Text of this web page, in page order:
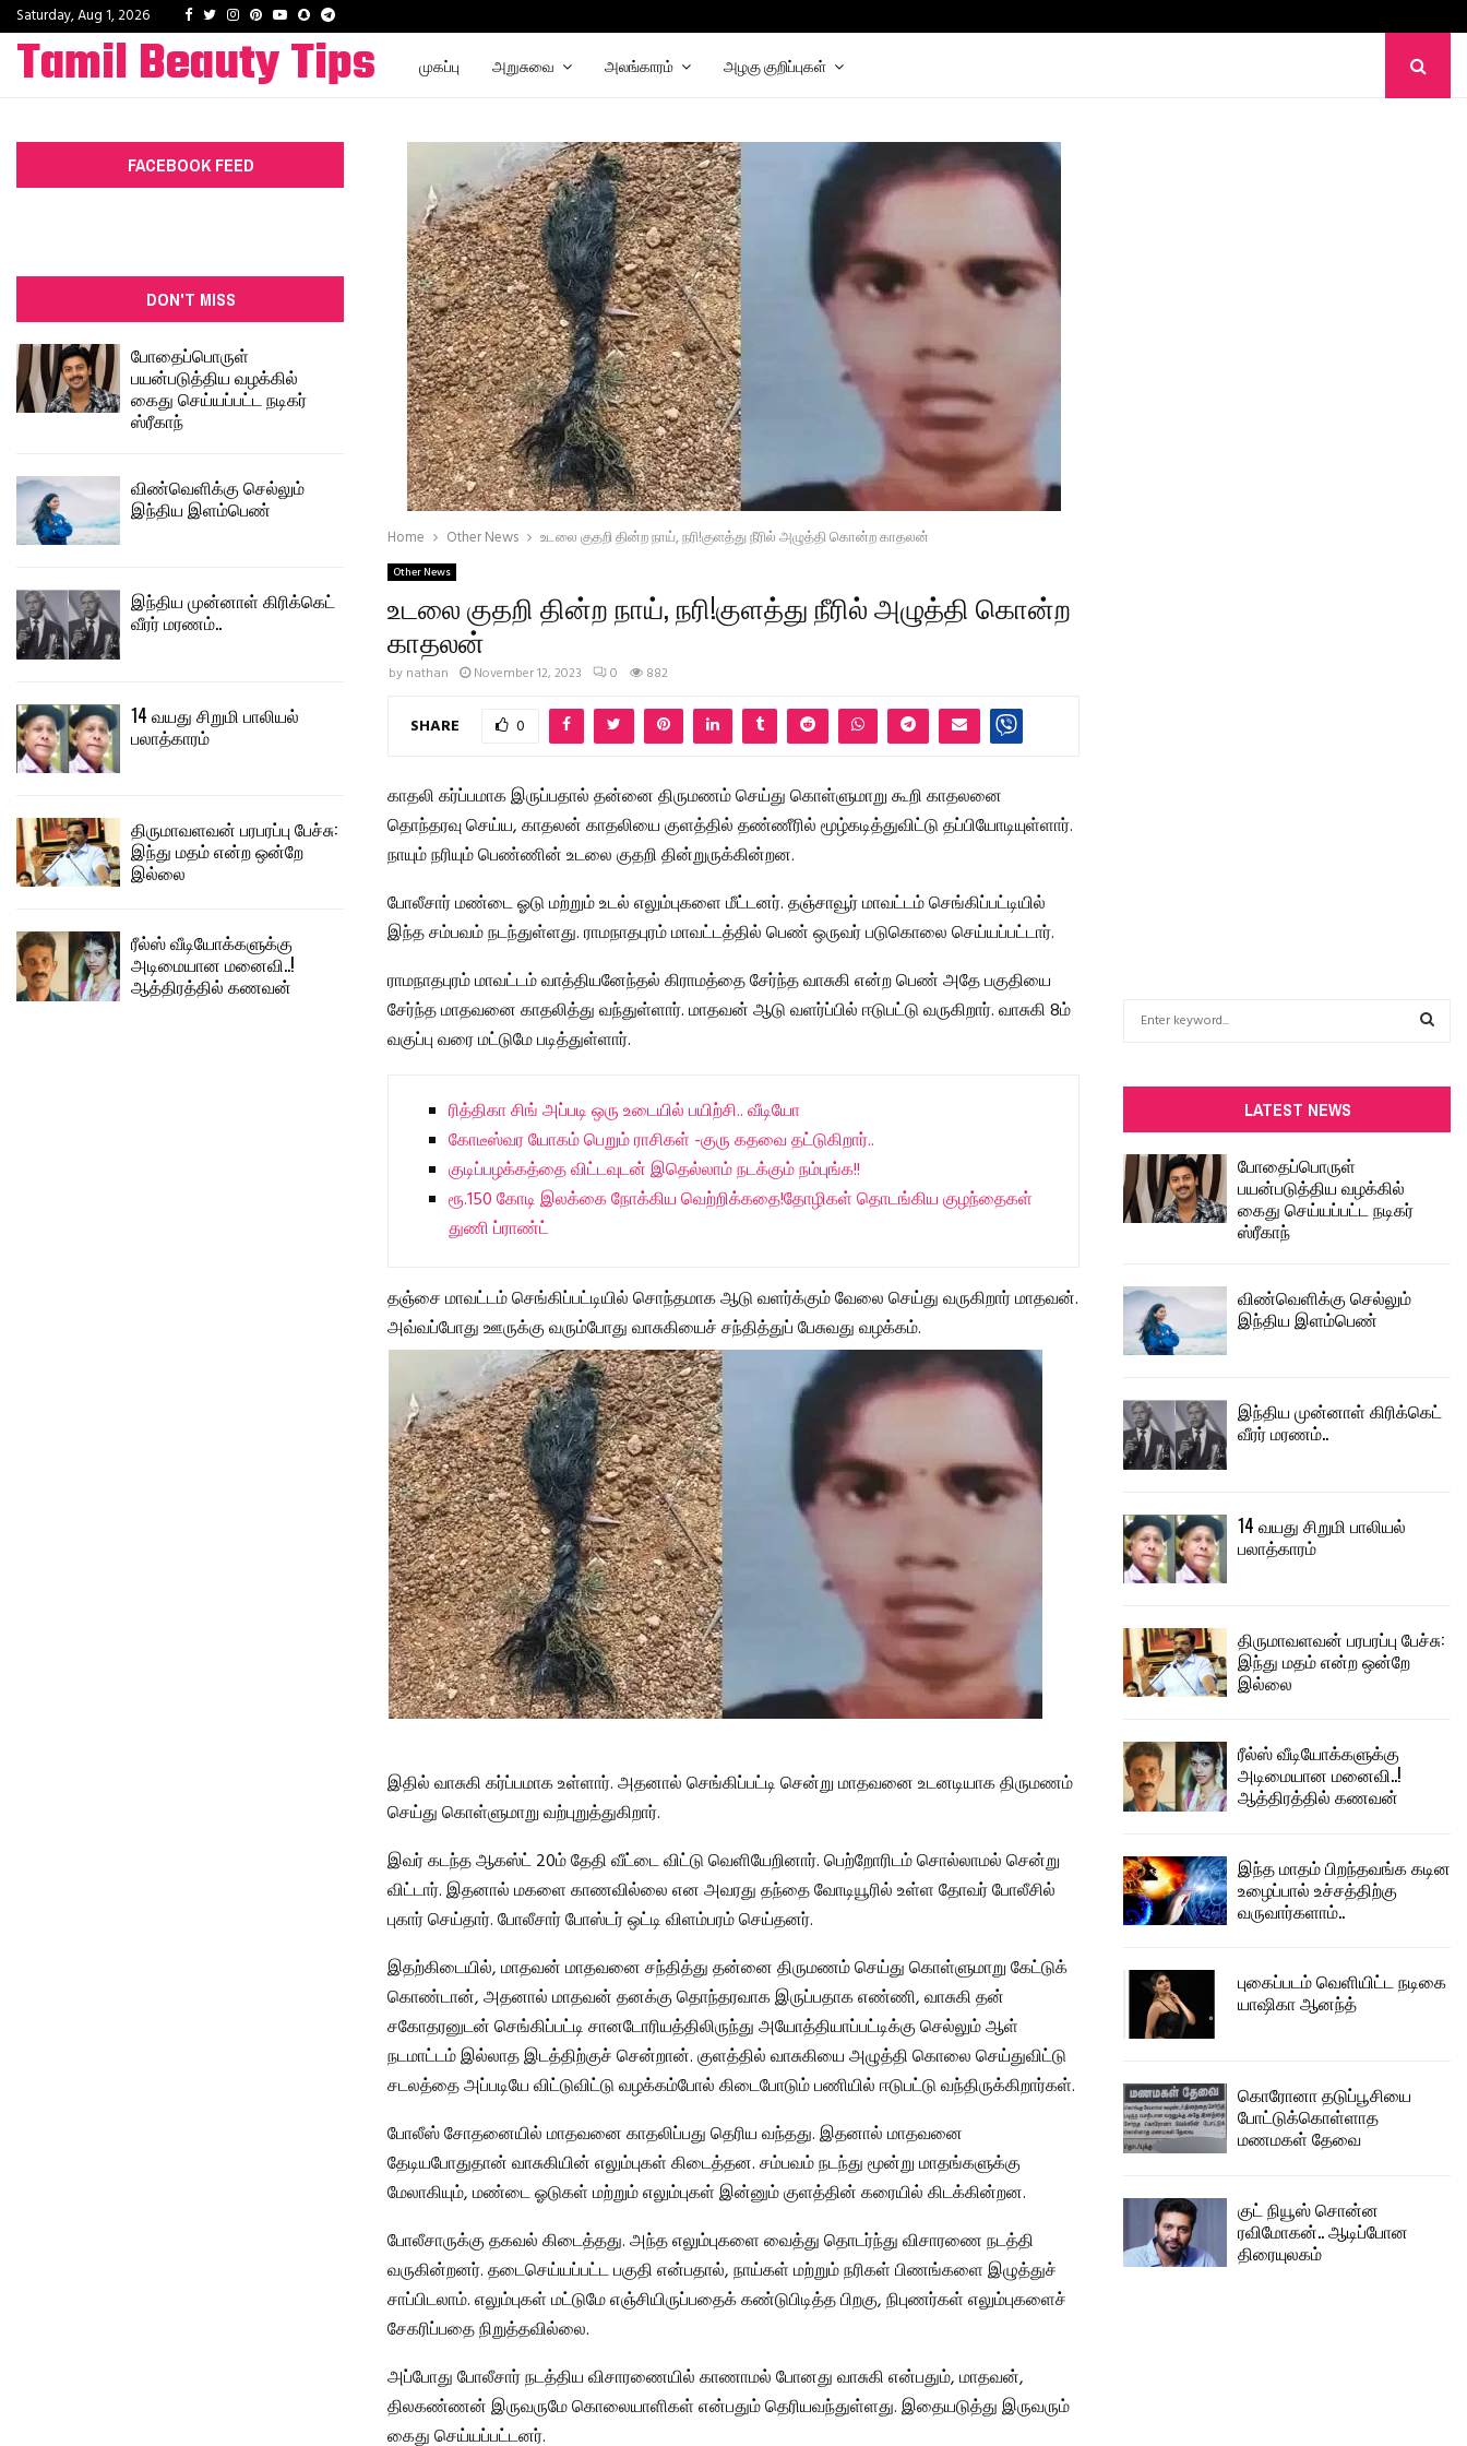
Saturday, Aug 1, 2026 Facebook
TwitterInstagram
PinterestYoutube
SnapchatTelegram
Tamil Beauty Tips முகப்பு அறுசுவை அலங்காரம் அழகு குறிப்புகள்
Home Other News உடலை குதறி தின்ற நாய், நரி!குளத்து நீரில் அழுத்தி கொன்ற காதலன்
Other News
உடலை குதறி தின்ற நாய், நரி!குளத்து நீரில் அழுத்தி கொன்ற
காதலன்
by nathan November 12, 2023 0 882
SHARE 0
காதலி கர்ப்பமாக இருப்பதால் தன்னை திருமணம் செய்து கொள்ளுமாறு கூறி காதலனை
தொந்தரவு செய்ய, காதலன் காதலியை குளத்தில் தண்ணீரில் மூழ்கடித்துவிட்டு தப்பியோடியுள்ளார்.
நாயும் நரியும் பெண்ணின் உடலை குதறி தின்றுருக்கின்றன.
போலீசார் மண்டை ஓடு மற்றும் உடல் எலும்புகளை மீட்டனர். தஞ்சாவூர் மாவட்டம் செங்கிப்பட்டியில்
இந்த சம்பவம் நடந்துள்ளது. ராமநாதபுரம் மாவட்டத்தில் பெண் ஒருவர் படுகொலை செய்யப்பட்டார்.
ராமநாதபுரம் மாவட்டம் வாத்தியனேந்தல் கிராமத்தை சேர்ந்த வாசுகி என்ற பெண் அதே பகுதியை
சேர்ந்த மாதவனை காதலித்து வந்துள்ளார். மாதவன் ஆடு வளர்ப்பில் ஈடுபட்டு வருகிறார். வாசுகி 8ம்
வகுப்பு வரை மட்டுமே படித்துள்ளார்.
ரித்திகா சிங் அப்படி ஒரு உடையில் பயிற்சி.. வீடியோ
கோடீஸ்வர யோகம் பெறும் ராசிகள் -குரு கதவை தட்டுகிறார்..
குடிப்பழக்கத்தை விட்டவுடன் இதெல்லாம் நடக்கும் நம்புங்க!!
ரூ.150 கோடி இலக்கை நோக்கிய வெற்றிக்கதை!தோழிகள் தொடங்கிய குழந்தைகள்
துணி ப்ராண்ட்
தஞ்சை மாவட்டம் செங்கிப்பட்டியில் சொந்தமாக ஆடு வளர்க்கும் வேலை செய்து வருகிறார் மாதவன்.
அவ்வப்போது ஊருக்கு வரும்போது வாசுகியைச் சந்தித்துப் பேசுவது வழக்கம்.
இதில் வாசுகி கர்ப்பமாக உள்ளார். அதனால் செங்கிப்பட்டி சென்று மாதவனை உடனடியாக திருமணம்
செய்து கொள்ளுமாறு வற்புறுத்துகிறார்.
இவர் கடந்த ஆகஸ்ட் 20ம் தேதி வீட்டை விட்டு வெளியேறினார். பெற்றோரிடம் சொல்லாமல் சென்று
விட்டார். இதனால் மகளை காணவில்லை என அவரது தந்தை வோடியூரில் உள்ள தோவர் போலீசில்
புகார் செய்தார். போலீசார் போஸ்டர் ஒட்டி விளம்பரம் செய்தனர்.
இதற்கிடையில், மாதவன் மாதவனை சந்தித்து தன்னை திருமணம் செய்து கொள்ளுமாறு கேட்டுக்
கொண்டான், அதனால் மாதவன் தனக்கு தொந்தரவாக இருப்பதாக எண்ணி, வாசுகி தன்
சகோதரனுடன் செங்கிப்பட்டி சானடோரியத்திலிருந்து அயோத்தியாப்பட்டிக்கு செல்லும் ஆள்
நடமாட்டம் இல்லாத இடத்திற்குச் சென்றான். குளத்தில் வாசுகியை அழுத்தி கொலை செய்துவிட்டு
சடலத்தை அப்படியே விட்டுவிட்டு வழக்கம்போல் கிடைபோடும் பணியில் ஈடுபட்டு வந்திருக்கிறார்கள்.
போலீஸ் சோதனையில் மாதவனை காதலிப்பது தெரிய வந்தது. இதனால் மாதவனை
தேடியபோதுதான் வாசுகியின் எலும்புகள் கிடைத்தன. சம்பவம் நடந்து மூன்று மாதங்களுக்கு
மேலாகியும், மண்டை ஓடுகள் மற்றும் எலும்புகள் இன்னும் குளத்தின் கரையில் கிடக்கின்றன.
போலீசாருக்கு தகவல் கிடைத்தது. அந்த எலும்புகளை வைத்து தொடர்ந்து விசாரணை நடத்தி
வருகின்றனர். தடைசெய்யப்பட்ட பகுதி என்பதால், நாய்கள் மற்றும் நரிகள் பிணங்களை இழுத்துச்
சாப்பிடலாம். எலும்புகள் மட்டுமே எஞ்சியிருப்பதைக் கண்டுபிடித்த பிறகு, நிபுணர்கள் எலும்புகளைச்
சேகரிப்பதை நிறுத்தவில்லை.
அப்போது போலீசார் நடத்திய விசாரணையில் காணாமல் போனது வாசுகி என்பதும், மாதவன்,
திலகண்ணன் இருவருமே கொலையாளிகள் என்பதும் தெரியவந்துள்ளது. இதையடுத்து இருவரும்
கைது செய்யப்பட்டனர்.
FACEBOOK FEED
DON'T MISS
போதைப்பொருள்
பயன்படுத்திய வழக்கில்
கைது செய்யப்பட்ட நடிகர்
ஸ்ரீகாந்
விண்வெளிக்கு செல்லும்
இந்திய இளம்பெண்
இந்திய முன்னாள் கிரிக்கெட்
வீரர் மரணம்..
14 வயது சிறுமி பாலியல்
பலாத்காரம்
திருமாவளவன் பரபரப்பு பேச்சு:
இந்து மதம் என்ற ஒன்றே
இல்லை
ரீல்ஸ் வீடியோக்களுக்கு
அடிமையான மனைவி..!
ஆத்திரத்தில் கணவன்
f
o
r
:
LATEST NEWS
போதைப்பொருள்
பயன்படுத்திய வழக்கில்
கைது செய்யப்பட்ட நடிகர்
ஸ்ரீகாந்
விண்வெளிக்கு செல்லும்
இந்திய இளம்பெண்
இந்திய முன்னாள் கிரிக்கெட்
வீரர் மரணம்..
14 வயது சிறுமி பாலியல்
பலாத்காரம்
திருமாவளவன் பரபரப்பு பேச்சு:
இந்து மதம் என்ற ஒன்றே
இல்லை
ரீல்ஸ் வீடியோக்களுக்கு
அடிமையான மனைவி..!
ஆத்திரத்தில் கணவன்
இந்த மாதம் பிறந்தவங்க கடின
உழைப்பால் உச்சத்திற்கு
வருவார்களாம்..
புகைப்படம் வெளியிட்ட நடிகை
யாஷிகா ஆனந்த்
கொரோனா தடுப்பூசியை
போட்டுக்கொள்ளாத
மணமகள் தேவை
குட் நியூஸ் சொன்ன
ரவிமோகன்.. ஆடிப்போன
திரையுலகம்